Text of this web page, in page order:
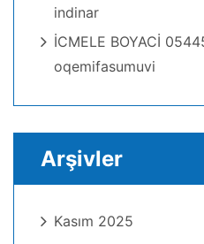
indinar
İCMELE BOYACİ
oqemifasumuvi
Arşivler
Kasım 2025